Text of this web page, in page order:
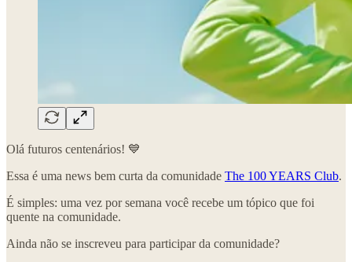
Olá futuros centenários! 💙
Essa é uma news bem curta da comunidade The 100 YEARS Club.
É simples: uma vez por semana você recebe um tópico que foi
quente na comunidade.
Ainda não se inscreveu para participar da comunidade?